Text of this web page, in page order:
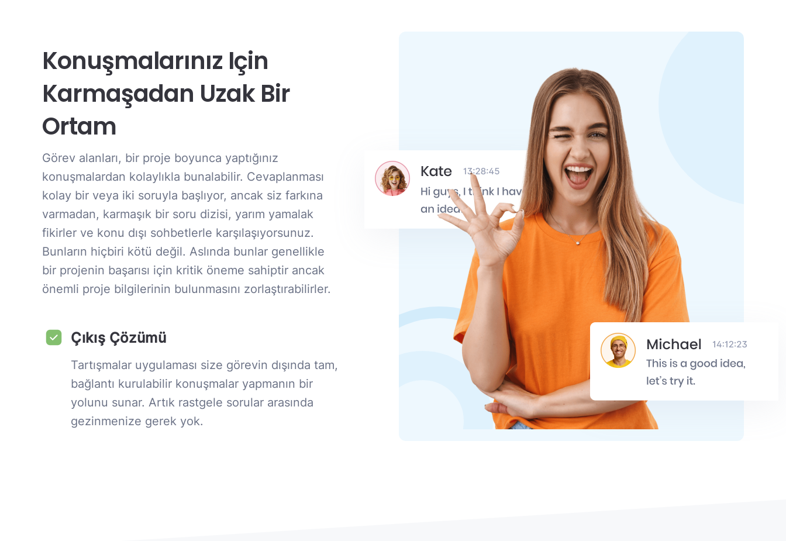
Konuşmalarınız Için
Karmaşadan Uzak Bir
Ortam
Görev alanları, bir proje boyunca yaptığınız
konuşmalardan kolaylıkla bunalabilir. Cevaplanması
kolay bir veya iki soruyla başlıyor, ancak siz farkına
varmadan, karmaşık bir soru dizisi, yarım yamalak
fikirler ve konu dışı sohbetlerle karşılaşıyorsunuz.
Bunların hiçbiri kötü değil. Aslında bunlar genellikle
bir projenin başarısı için kritik öneme sahiptir ancak
önemli proje bilgilerinin bulunmasını zorlaştırabilirler.
Çıkış Çözümü
Tartışmalar uygulaması size görevin dışında tam,
bağlantı kurulabilir konuşmalar yapmanın bir
yolunu sunar. Artık rastgele sorular arasında
gezinmenize gerek yok.